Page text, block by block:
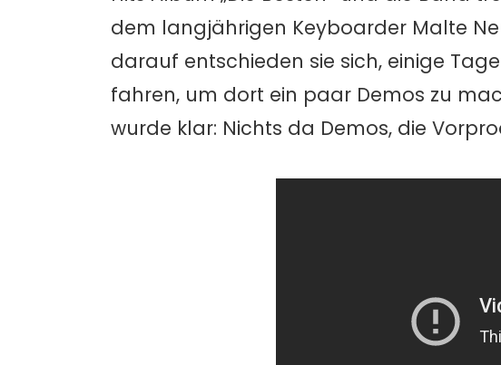
dem langjährigen Keyboarder Malte
darauf entschieden sie sich, einige
fahren, um dort ein paar Demos zu
wurde klar: Nichts da Demos, die